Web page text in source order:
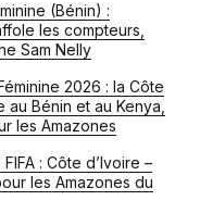
(Bénin) :
les compteurs,
Sam Nelly
2026 : la Côte
au Bénin et au Kenya,
les Amazones
: Côte d’Ivoire –
les Amazones du